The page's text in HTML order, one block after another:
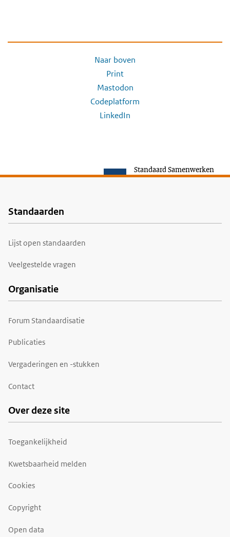
Naar boven
Print
Mastodon
Codeplatform
LinkedIn
Standaard Samenwerken
Voet
Standaarden
Lijst open standaarden
Veelgestelde vragen
Organisatie
Forum Standaardisatie
Publicaties
Vergaderingen en -stukken
Contact
Over deze site
Toegankelijkheid
Kwetsbaarheid melden
Cookies
Copyright
Open data